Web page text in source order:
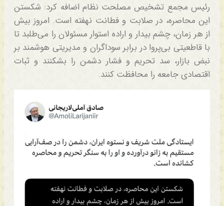
رئیس مجمع تشخیص مصلحت نظام اضافه کرد: شکستن
این محاصره، در صلابت و فطانت نهفته است. امروز بیش
از هر زمان، چشم بیدار و اراده‌ استوار مسئولان را می‌طلبد تا
با قاطعیتی بی‌پروا در برابر سوداگران و مدیریتی هوشمند بر
نبض بازار، سد تحریم و فشار دشمن را بشکنند و ثبات
اقتصادی جامعه را محافظت کنند.